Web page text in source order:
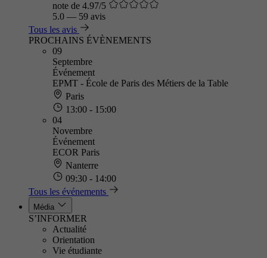
note de 4.97/5
5.0 — 59 avis
Tous les avis
PROCHAINS ÉVÈNEMENTS
09
Septembre
Événement
EPMT - École de Paris des Métiers de la Table
Paris
13:00 - 15:00
04
Novembre
Événement
ECOR Paris
Nanterre
09:30 - 14:00
Tous les événements
Média
S’INFORMER
Actualité
Orientation
Vie étudiante